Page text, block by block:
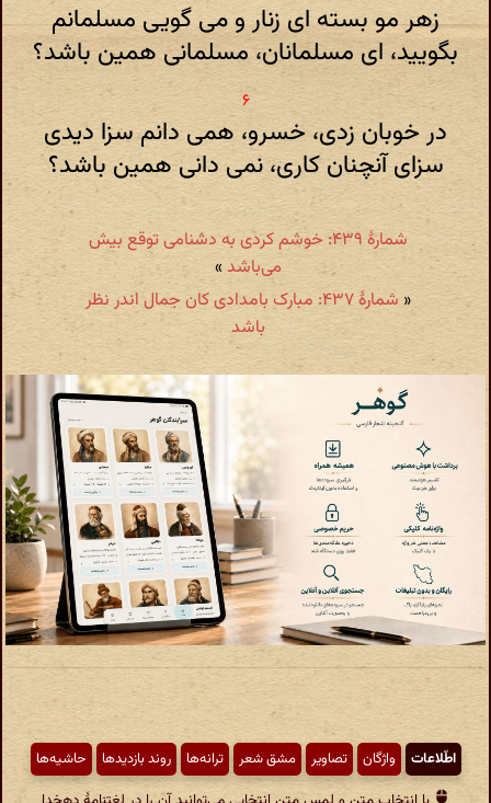
زهر مو بسته ای زنار و می گویی مسلمانم
بگویید، ای مسلمانان، مسلمانی همین باشد؟
در خوبان زدی، خسرو، همی دانم سزا دیدی
سزای آنچنان کاری، نمی دانی همین باشد؟
شمارهٔ ۴۳۹: خوشم کردی به دشنامی توقع بیش
می‌باشد»
«
شمارهٔ ۴۳۷: مبارک بامدادی کان جمال اندر نظر
باشد
اطّلاعات واژگان تصاویر مشق شعر ترانه‌ها روند بازدیدها حاشیه‌ها